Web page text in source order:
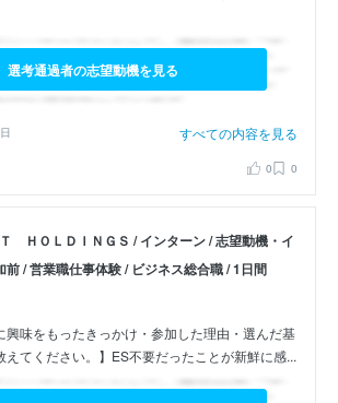
選考通過者の志望動機を見る
すべての内容を見る
0 0
Ｔ ＨＯＬＤＩＮＧＳ / インターン / 志望動機・イ
前 / 営業職仕事体験 / ビジネス総合職 / 1日間
興味をもったきっかけ・参加した理由・選んだ基
えてください。】ES不要だったことが新鮮に感...